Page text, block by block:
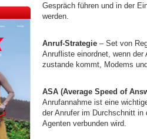
Gespräch führen und in der
werden.
Anruf-Strategie – Set von
Anrufliste einordnet, wenn
zustande kommt, Modems
ASA (Average Speed of
Anrufannahme ist eine
der Anrufer im Durchschnitt
Agenten verbunden wird.